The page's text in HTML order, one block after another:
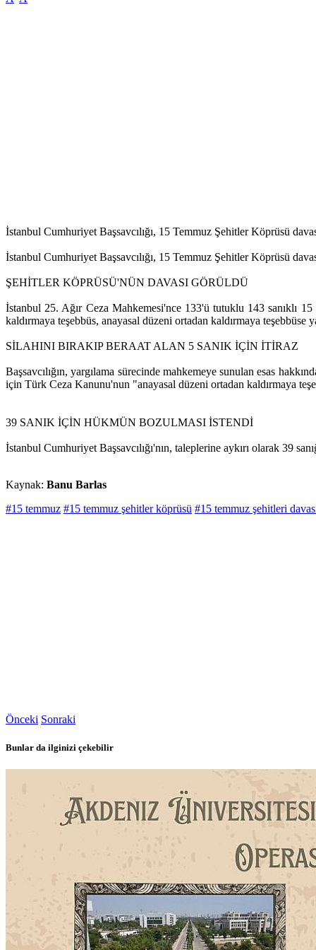
İstanbul Cumhuriyet Başsavcılığı, 15 Temmuz Şehitler Köprüsü
İstanbul Cumhuriyet Başsavcılığı, 15 Temmuz Şehitler Köprüsü
ŞEHİTLER KÖPRÜSÜ'NÜN DAVASI GÖRÜLDÜ
İstanbul 25. Ağır Ceza Mahkemesi'nce 133'ü tutuklu 143 sanıklı
kaldırmaya teşebbüs, anayasal düzeni ortadan kaldırmaya
SİLAHINI BIRAKIP BERAAT ALAN 5 SANIK İÇİN İTİRAZ
Başsavcılığın, yargılama sürecinde mahkemeye sunulan esas
için Türk Ceza Kanunu'nun "anayasal düzeni ortadan kaldırmaya
39 SANIK İÇİN HÜKMÜN BOZULMASI İSTENDİ
İstanbul Cumhuriyet Başsavcılığı'nın, taleplerine aykırı olarak 39
Kaynak: Banu Barlas
#15 temmuz #15 temmuz şehitler köprüsü #15 temmuz şehitleri
Önceki Sonraki
Bunlar da ilginizi çekebilir